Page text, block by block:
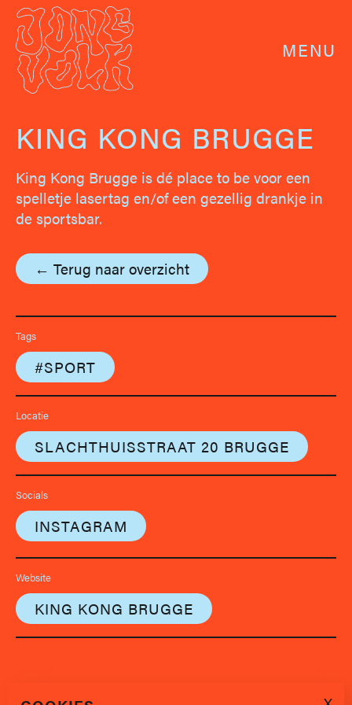
MENU
KING KONG BRUGGE
King Kong Brugge is dé place to be voor een
spelletje lasertag en/of een gezellig drankje in
de sportsbar.
← Terug naar overzicht
Tags
#SPORT
Locatie
SLACHTHUISSTRAAT 20 BRUGGE
Socials
INSTAGRAM
Website
KING KONG BRUGGE